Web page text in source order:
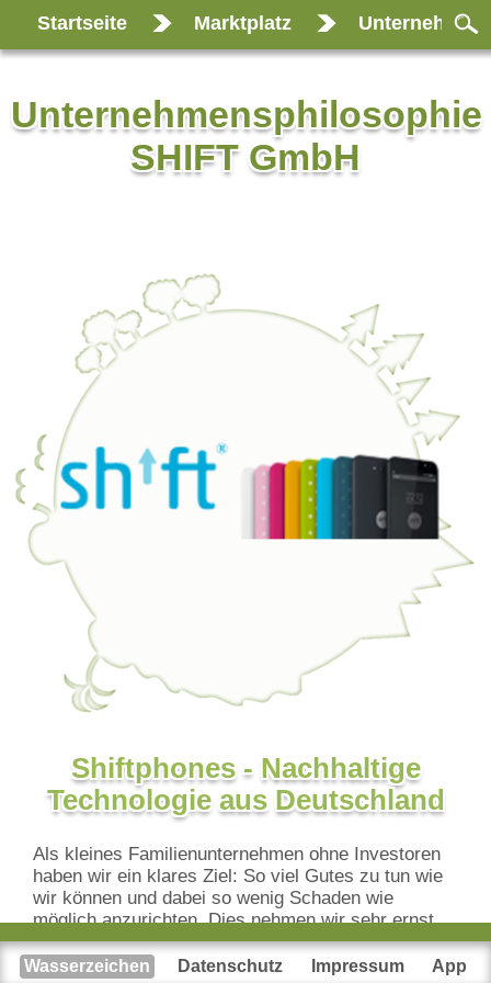
Startseite Marktplatz
Unternehmensphilosophie
SHIFT GmbH
Shiftphones - Nachhaltige
Technologie aus Deutschland
Als kleines Familienunternehmen ohne Investoren
haben wir ein klares Ziel: So viel Gutes zu tun wie
wir können und dabei so wenig Schaden wie
möglich anzurichten. Dies nehmen wir sehr ernst
und setzen es konsequent und optimiert um. Wir
entnehmen uns keine persönlichen Gewinne und
Wasserzeichen Datenschutz Impressum App